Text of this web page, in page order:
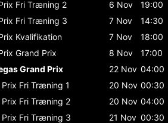
Fri Træning 2 6 Nov
19:00
Fri Træning 3 7 Nov
14:30
Kvalifikation 7 Nov
18:00
Grand Prix 8 Nov
17:00
Grand Prix
22 Nov 04:00
Fri Træning 1 20 Nov 00:30
Fri Træning 2 20 Nov 04:00
Fri Træning 3 21 Nov 00:30